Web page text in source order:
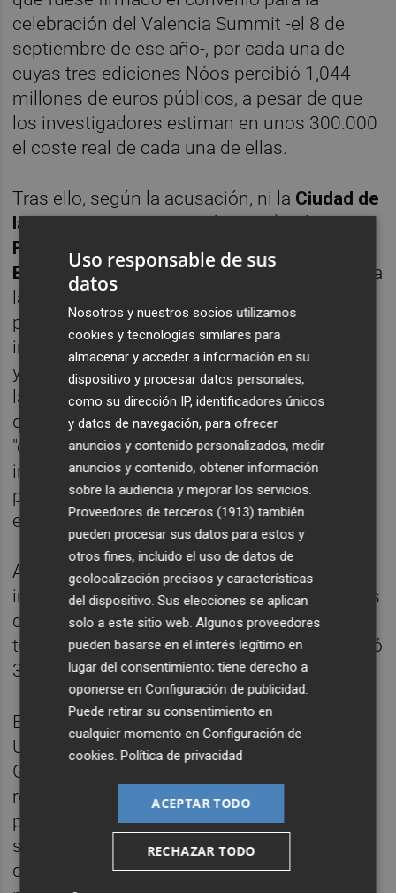
celebración del Valencia Summit -el 8 de
septiembre de ese año-, por cada una de
cuyas tres ediciones Nóos percibió 1,044
millones de euros públicos, a pesar de que
los investigadores estiman en unos 300.000
el coste real de cada una de ellas.
Tras ello, según la acusación, ni la Ciudad de
las Artes y las Ciencias (CACSA) ni la
Fundación Valencia Turismo Convention
Bureau(FVTCB), firmantes del convenio para
la celebración del evento, abrieron
procedimiento de contratación ni
investigaron ni documentaron la experiencia
y solvencia de Nóos. Además, la elección de
la fórmula del convenio permitía adjudicar
directamente el proyecto a la entidad,
"obviando deliberadamente el
incumplimiento de los principios de
publicidad y concurrencia legalmente
exigibles".
Asimismo, el escrito alude a la presunta
intervención de Camps en las negociaciones
de unos Juegos Europeos que nunca
tuvieron lugar pero por los que Nóos percibió
382.000 euros del gobierno valenciano.
En este sentido, la acusación recuerda que
Urdangarin y Torres se personaron en la
Generalitat Valenciana y mantuvieron una
reunión con Camps para exponerles el
proyecto y proponerse su aprobación,
solicitándole financiación pública para
desarrollar el mismo. Tras ello, el entonces
Uso responsable de sus
datos
Nosotros y nuestros socios utilizamos
cookies y tecnologías similares para
almacenar y acceder a información en su
dispositivo y procesar datos personales,
como su dirección IP, identificadores únicos
y datos de navegación, para ofrecer
anuncios y contenido personalizados, medir
anuncios y contenido, obtener información
sobre la audiencia y mejorar los servicios.
Proveedores de terceros (1913) también
pueden procesar sus datos para estos y
otros fines, incluido el uso de datos de
geolocalización precisos y características
del dispositivo. Sus elecciones se aplican
solo a este sitio web. Algunos proveedores
pueden basarse en el interés legítimo en
lugar del consentimiento; tiene derecho a
oponerse enConfiguración de publicidad
Puede retirar su consentimiento en
cualquier momento enConfiguración de
cookies .Política de privacidad
ACEPTAR TODO
RECHAZAR TODO